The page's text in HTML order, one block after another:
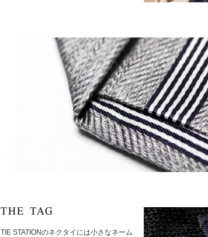
TIE STATIONのネクタイには小さなネーム